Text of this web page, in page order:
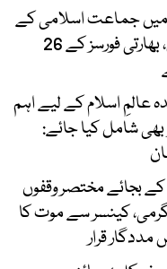
جماعت اسلامی کے
خلاف بڑا آپریشن، بھارتی فورسز کے 26
عالمِ اسلام کے لیے اہم
بھی شامل کیا جائے:
بجائے مختصر وقفوں
کینسر سے موت کا
قرار